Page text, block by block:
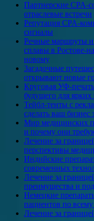
Партнерские CPA-
отраслевые встречи
Репутация CPA-
сигналы
Речные маршруты
сплавы в Ростове-
новому
Загадочные
открывают новые
Круговая УФ-
будущего для
Тейбл-тенты с
сделать ваш бизнес
Мир медицинских
и почему они
Лечение за
перспективы
Индийские
современных
Лечение за
преимущества и
Немецкие
пациентов по
Лечение за